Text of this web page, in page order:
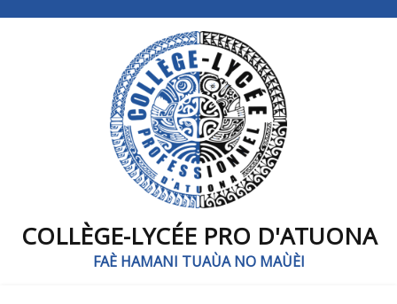
COLLÈGE-LYCÉE PRO D'ATUONA
FAÈ HAMANI TUAÙA NO MAÙÈI